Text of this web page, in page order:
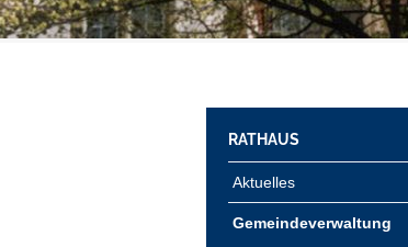
RATHAUS
Aktuelles
Gemeindeverwaltung